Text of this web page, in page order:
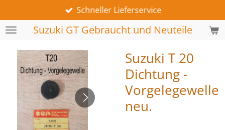
Hauptinhalt
springenSuzuki GT Gebraucht und Neuteile
Schneller Lieferservice
Suzuki T 20
Dichtung -
Vorgelegewelle
neu.